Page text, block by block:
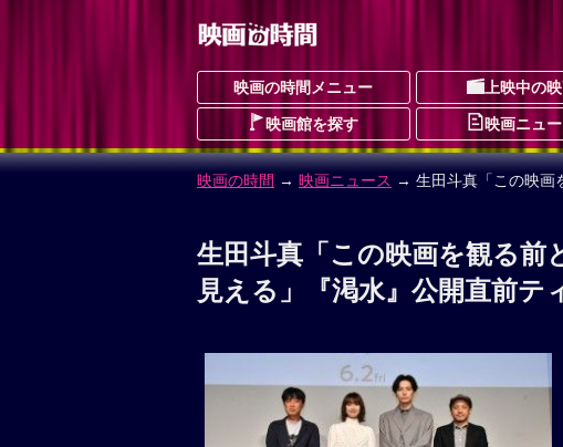
映画の時間メニュー 上映中の
映画館を探す 映画ニュ
映画の時間 → 映画ニュース → 生田斗真「この映画
生田斗真「この映画を観る前
見える」『渇水』公開直前テ